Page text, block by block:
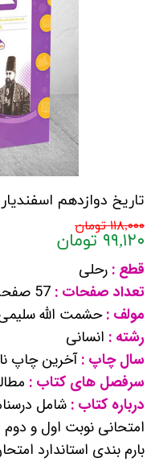
تاریخ دوازدهم اسفندیار
۱۱۸,۰۰۰ تومان
۹۹,۱۲۰ تومان
قطع : رحلی
تعداد صفحات : 57 صفحه
مولف :حشمت الله
رشته : انسانی
سال چاپ :آخرین چاپ
سرفصل های کتاب :
درباره کتاب : شامل
امتحانی نوبت اول و
بارم بندی استاندارد